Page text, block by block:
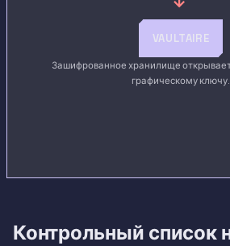
VAULTAIRE
Зашифрованное хранилище
графическому ключу.
Контрольный список